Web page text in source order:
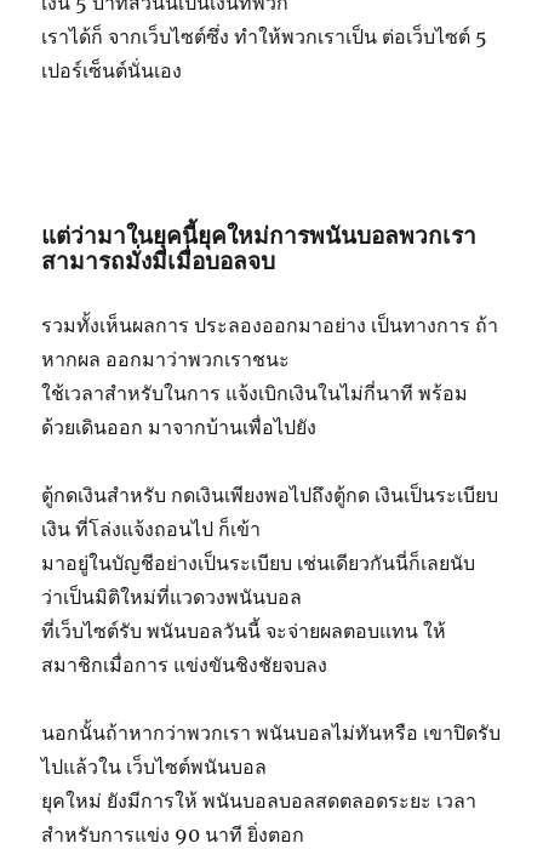
เราได้ก็ จากเว็บไซต์ซึ่ง ทำให้พวกเราเป็น ต่อเว็บไซต์ 5
เปอร์เซ็นต์นั่นเอง
แต่ว่ามาในยุคนี้ยุคใหม่การพนันบอลพวกเรา
สามารถมั่งมีเมื่อบอลจบ
รวมทั้งเห็นผลการ ประลองออกมาอย่าง เป็นทางการ ถ้า
หากผล ออกมาว่าพวกเราชนะ
ใช้เวลาสำหรับในการ แจ้งเบิกเงินในไม่กี่นาที พร้อม
ด้วยเดินออก มาจากบ้านเพื่อไปยัง
ตู้กดเงินสำหรับ กดเงินเพียงพอไปถึงตู้กด เงินเป็นระเบียบ
เงิน ที่โล่งแจ้งถอนไป ก็เข้า
มาอยู่ในบัญชีอย่างเป็นระเบียบ เช่นเดียวกันนี่ก็เลยนับ
ว่าเป็นมิติใหม่ที่แวดวงพนันบอล
ที่เว็บไซต์รับ พนันบอลวันนี้ จะจ่ายผลตอบแทน ให้
สมาชิกเมื่อการ แข่งขันชิงชัยจบลง
นอกนั้นถ้าหากว่าพวกเรา พนันบอลไม่ทันหรือ เขาปิดรับ
ไปแล้วใน เว็บไซต์พนันบอล
ยุคใหม่ ยังมีการให้ พนันบอลบอลสดตลอดระยะ เวลา
สำหรับการแข่ง 90 นาที ยิ่งตอก